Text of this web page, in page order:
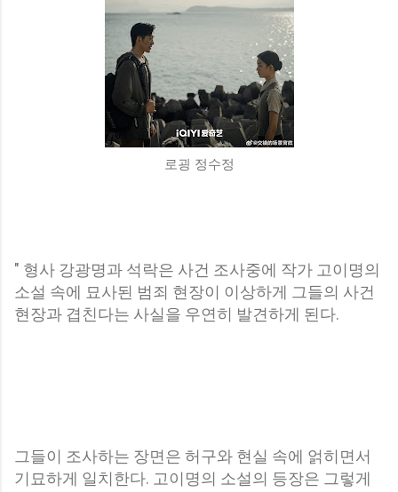
로굉 정수정
" 형사 강광명과 석락은 사건 조사중에 작가 고이명의
소설 속에 묘사된 범죄 현장이 이상하게 그들의 사건
현장과 겹친다는 사실을 우연히 발견하게 된다.
그들이 조사하는 장면은 허구와 현실 속에 얽히면서
기묘하게 일치한다. 고이명의 소설의 등장은 그렇게